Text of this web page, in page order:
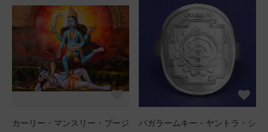
カーリー・マンスリー・プージ
バガラームキー・ヤントラ・シ